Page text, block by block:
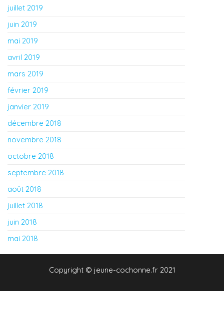
juillet 2019
juin 2019
mai 2019
avril 2019
mars 2019
février 2019
janvier 2019
décembre 2018
novembre 2018
octobre 2018
septembre 2018
août 2018
juillet 2018
juin 2018
mai 2018
Copyright © jeune-cochonne.fr 2021